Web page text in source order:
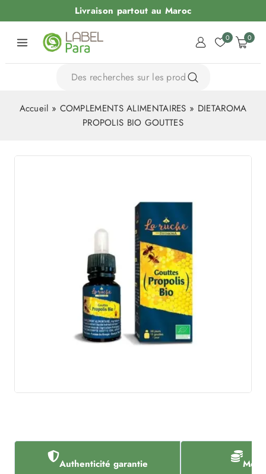
Livraison partout au Maroc
0 0
Accueil » COMPLEMENTS ALIMENTAIRES » DIETAROMA
PROPOLIS BIO GOUTTES
Authenticité garantie